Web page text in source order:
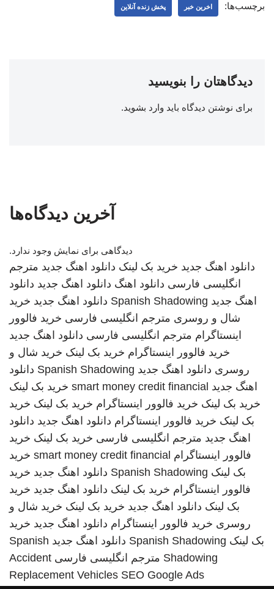
برچسب‌ها: اخرین خبر پخش زنده آنلاین
دیدگاهتان را بنویسید
برای نوشتن دیدگاه باید وارد بشوید.
آخرین دیدگاه‌ها
دیدگاهی برای نمایش وجود ندارد.
دانلود اهنگ جدید خرید بک لینک دانلود اهنگ جدید مترجم
انگلیسی فارسی دانلود اهنگ دانلود اهنگ جدید دانلود
اهنگ جدید Spanish Shadowing دانلود اهنگ جدید خرید
شال و روسری مترجم انگلیسی فارسی خرید فالوور
اینستاگرام مترجم انگلیسی فارسی دانلود اهنگ جدید
خرید فالوور اینستاگرام خرید بک لینک خرید شال و
روسری دانلود اهنگ جدید Spanish Shadowing دانلود
اهنگ جدید smart money credit financial خرید بک لینک
خرید بک لینک خرید فالوور اینستاگرام خرید بک لینک خرید
بک لینک خرید فالوور اینستاگرام دانلود اهنگ جدید دانلود
اهنگ جدید مترجم انگلیسی فارسی خرید بک لینک خرید
فالوور اینستاگرام smart money credit financial خرید
بک لینک Spanish Shadowing دانلود اهنگ جدید خرید
فالوور اینستاگرام خرید بک لینک دانلود اهنگ جدید خرید
بک لینک دانلود اهنگ جدید خرید بک لینک خرید شال و
روسری خرید فالوور اینستاگرام دانلود اهنگ جدید خرید
بک لینک Spanish Shadowing دانلود اهنگ جدید Spanish
Shadowing مترجم انگلیسی فارسی Accident
Replacement Vehicles SEO Google Ads